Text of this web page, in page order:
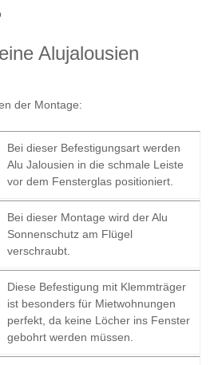
Alujalousien
der Montage:
Bei dieser Befestigungsart werden
Alu Jalousien in die schmale Leiste
vor dem Fensterglas positioniert.
Bei dieser Montage wird der Alu
Sonnenschutz am Flügel
verschraubt.
Diese Befestigung mit Klemmträger
ist besonders für Mietwohnungen
perfekt, da keine Löcher ins Fenster
gebohrt werden müssen.